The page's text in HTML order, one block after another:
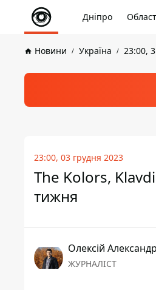
Дніпро
Новини Україна 23:00,
23:00, 03 грудня 2023
The Kolors,
тижня
Олексій
ЖУРНАЛІСТ